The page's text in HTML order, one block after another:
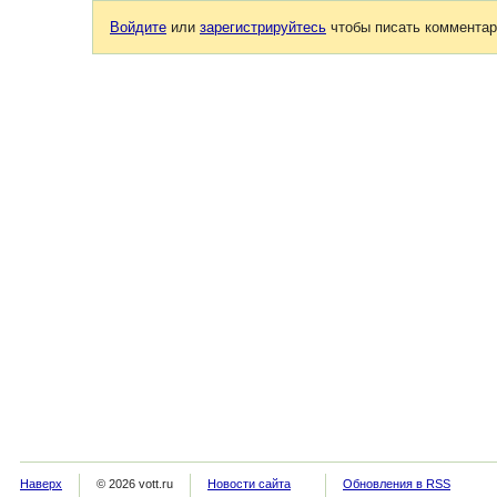
Войдите или зарегистрируйтесь чтобы писать
Наверх © 2026 vott.ru Новости сайта Обновления в RSS